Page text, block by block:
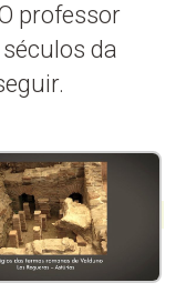
professor
da